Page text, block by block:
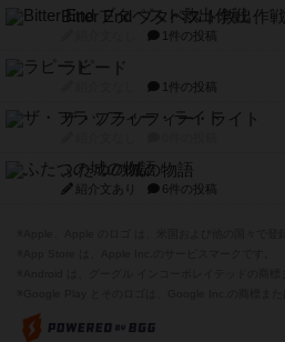
Bitter End ブタペスト救出作戦
1件の投稿
ラピード
1件の投稿
ザ・フラッフィー・ライト
ふたつの城の物語
紹介文あり 6件の投稿